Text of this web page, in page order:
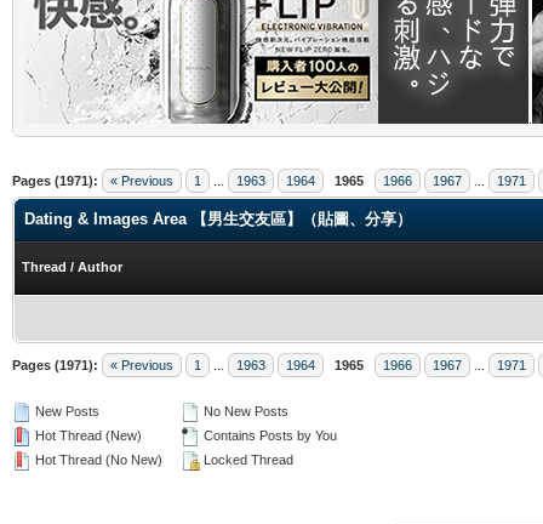
Pages (1971): « Previous 1 1963 1964 1965 1966 1967 1971
Dating & Images Area 【男生交友區】（貼圖、分享）
Thread / Author
Pages (1971): « Previous 1 1963 1964 1965 1966 1967 1971
New Posts
Hot Thread (New)
Hot Thread (No New)
No New Posts
Contains Posts by You
Locked Thread